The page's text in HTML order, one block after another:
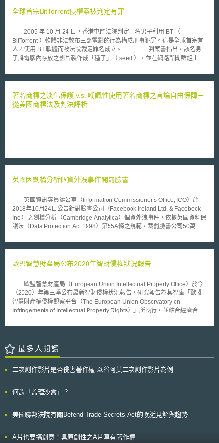
全球首宗BitTorrent侵權案被判定有罪
2005 年 10 月 24 日，香港屯門法院判定一名男子利用 BT （
BitTorrent ）軟體非法散布三部電影的行為構成刑事犯罪。這是全球首宗有
人因使用 BT 軟體而被法院裁定罪名成立。 判案書指出，該名男
子將電腦內存放之影片製作成「種子」（ seed ），並在網路新聞群組上宣
所有人造成侵害，已違反了香港法例第 528 章《版權條例》第 118 條之散
定，但香港法院解釋認為，上傳 BT 種子的行為已屬於一種散布行為。
這項判決雖存有解釋上的疑義，但是本案將同時對國際間的種子提供者、下
著名商標之淡化保護 v.s. 嘲諷性使用著名商標之言論自由保障－
從美國商標法及判決評析
英國因劍橋分析個資外洩事件開罰臉書
英國資訊專員辦公室（Information Commissioner’s Office, ICO）於
2018年10月24日公告針對臉書公司（Facebook Ireland Ltd. & Facebook
Inc.）之劍橋分析（Cambridge Analytica）個資外洩事件，依據英國資料保
護法（Data Protection Act 1998）第55A條之規範，裁罰臉書公司50萬英
來，估計約有8700萬筆臉書上的個人資料遭到違法使用，引起全球對於網
英國臉書使用者的個資，因此英國ICO有權對此事件展開調查並對臉書公司
護原則（Data Protection Principle，DPP），包含未適當處理個人資料
（DPP1），以及未採取足夠的技術與作為防止未經授權或違法使用個資
（DPP7），致使劍橋分析得以透過臉書公司提供之API違法取用臉書使用
者個資。 由於劍橋分析事件發生時，歐盟GDPR（General Data
保護法（Data Protection Act 2018），臉書公司將可被裁處最高1700萬英
鎊或年度全球營業額4%之罰款。
歐盟智慧財產局公布2020年智財侵權狀況報告
歐盟智慧財產局（European Union Intellectual Property Office）於今
（2020）年第三季公布最新智財侵權狀況報告，研究報告為其智庫「歐盟
智慧財產權侵權觀察平台（The European Union Observatory on
Infringements of Intellectual Property Rights）」所執行，並結合經濟合作
Development）之數據資料，每年以不同主題呈現當年世界智財侵權狀況。
下： 智財密集產業對歐盟經濟貢獻占整體GDP的45%、就業人數占歐盟就
業人口的29%、出口貨物量占96%。 企業對智財的重視比例增高，重視智
中小企業成長潛力高於無智財權者，如依權利運用類型區分，其成長率分別
33%（三種權利組合）。 全球仿冒品占其貿易總量約3.3%，市值高達
防護用品。 尤其進入AI與5G時代後，智財密集產業對世界經濟貢獻度
在利益。因此持續推動建立企業的智財意識與防護能力，有其必要性，以助
最多人閱讀
二次創作影片是否侵害著作權-以谷阿莫二次創作影片為例
何謂「監理沙盒」？
美國聯邦法院有關Defend Trade Secrets Act的晚近見解與趨勢
A片也要搞創意！具原創性之A片享有著作權